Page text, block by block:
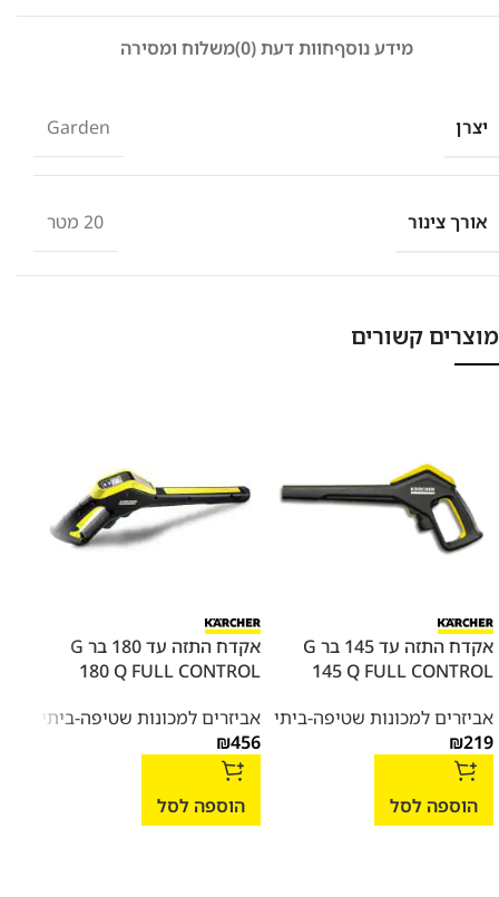
מידע נוסףחוות דעת (0) משלוח ומסירה
יצרן Garden
אורך צינור 20 מטר
מוצרים קשורים
אקדח התזה עד 145 בר G
145 Q FULL CONTROL
אביזרים למכונות שטיפה-ביתי
₪219
הוספה לסל
אקדח התזה עד 180 בר G
180 Q FULL CONTROL
אביזרים למכונות שטיפה-ביתי
₪456
הוספה לסל